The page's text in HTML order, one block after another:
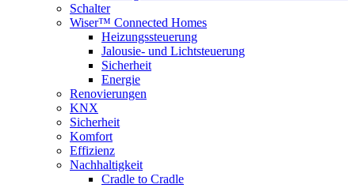
Schalter
Wiser™ Connected Homes
Heizungssteuerung
Jalousie- und Lichtsteuerung
Sicherheit
Energie
Renovierungen
KNX
Sicherheit
Komfort
Effizienz
Nachhaltigkeit
Cradle to Cradle